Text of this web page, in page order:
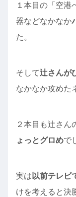
１本目の「空港
器などなかなか
た。
そして辻さんが
なかなか攻めた
２本目も辻さん
ょっとグロめで
実は以前テレビ
けを考えると決